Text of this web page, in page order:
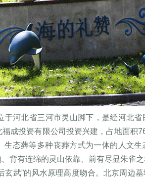
于河北省三河市灵山脚下，是经河北
成投资有限公司投资兴建，占地面积
态葬等多种丧葬方式为一体的人文
背有连绵的灵山依靠、前有尽显朱雀
玄武”的风水原理高度吻合。北京周边